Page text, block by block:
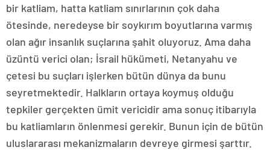
bir katliam, hatta katliam sınırlarının çok daha
ötesinde, neredeyse bir soykırım boyutlarına varmış
olan ağır insanlık suçlarına şahit oluyoruz. Ama daha
üzüntü verici olan; İsrail hükümeti, Netanyahu ve
çetesi bu suçları işlerken bütün dünya da bunu
seyretmektedir. Halkların ortaya koymuş olduğu
tepkiler gerçekten ümit vericidir ama sonuç itibarıyla
bu katliamların önlenmesi gerekir. Bunun için de bütün
uluslararası mekanizmaların devreye girmesi şarttır.